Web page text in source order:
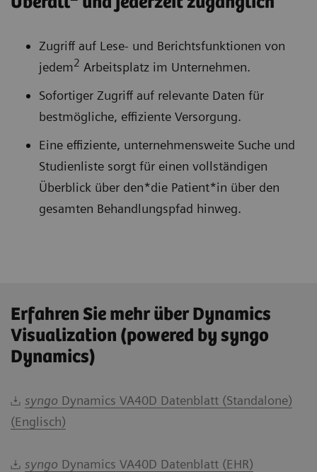
Zugriff auf Lese- und Berichtsfunktionen von
jedem2 Arbeitsplatz im Unternehmen.
Sofortiger Zugriff auf relevante Daten für
bestmögliche, effiziente Versorgung.
Eine effiziente, unternehmensweite Suche und
Studienliste sorgt für einen vollständigen
Überblick über den*die Patient*in über den
gesamten Behandlungspfad hinweg.
Erfahren Sie mehr über Dynamics
Visualization (powered by syngo
Dynamics)
syngo Dynamics VA40D Datenblatt (Standalone)
(Englisch)
syngo Dynamics VA40D Datenblatt (EHR)